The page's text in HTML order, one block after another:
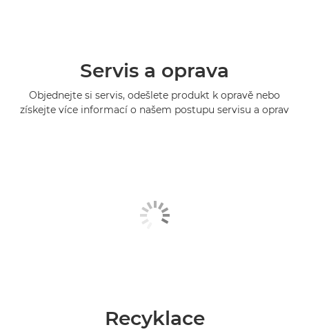
Servis a oprava
Objednejte si servis, odešlete produkt k opravě nebo
získejte více informací o našem postupu servisu a oprav
Recyklace